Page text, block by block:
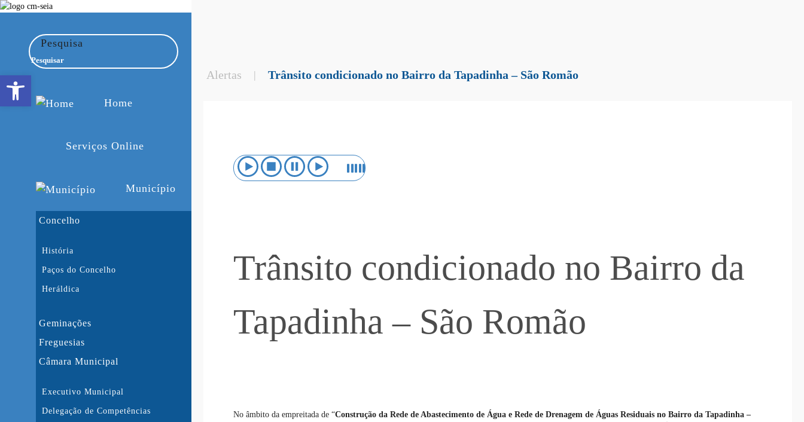
Pesquisa
Home
Serviços Online
Município
Concelho
História
Paços do Concelho
Heráldica
Geminações
Freguesias
Câmara Municipal
Executivo Municipal
Delegação de Competências
Alertas | Trânsito condicionado no Bairro da Tapadinha – São Romão
Trânsito condicionado no Bairro da
Tapadinha – São Romão
No âmbito da empreitada de “Construção da Rede de Abastecimento de Água e Rede de Drenagem de Águas Residuais no Bairro da Tapadinha –
Open toolbar